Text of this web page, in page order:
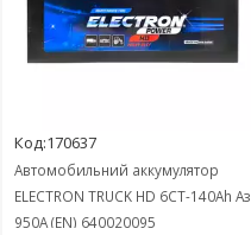
Код:170637
Автомобильний аккумулятор
ELECTRON TRUCK HD 6СТ-140Ah Аз
950А (EN) 640020095